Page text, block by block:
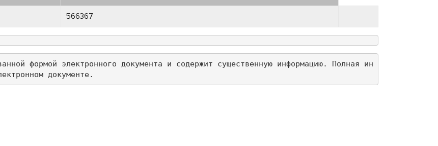
566367
формой электронного документа и содержит существенную информацию. Полная ин
документе.